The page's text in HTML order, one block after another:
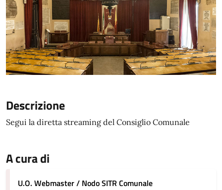
Descrizione
Segui la diretta streaming del Consiglio Comunale
A cura di
U.O. Webmaster / Nodo SITR Comunale